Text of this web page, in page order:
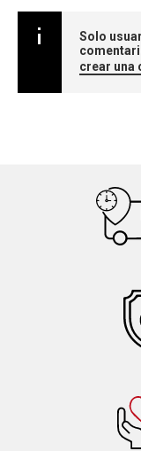
Solo
crear una